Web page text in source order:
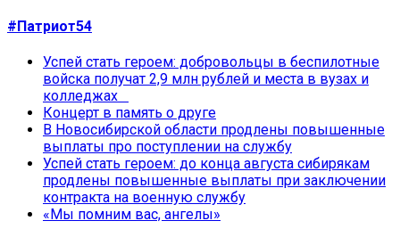
#Патриот54
Успей стать героем: добровольцы в беспилотные
войска получат 2,9 млн рублей и места в вузах и
колледжах
Концерт в память о друге
В Новосибирской области продлены повышенные
выплаты про поступлении на службу
Успей стать героем: до конца августа сибирякам
продлены повышенные выплаты при заключении
контракта на военную службу
«Мы помним вас, ангелы»